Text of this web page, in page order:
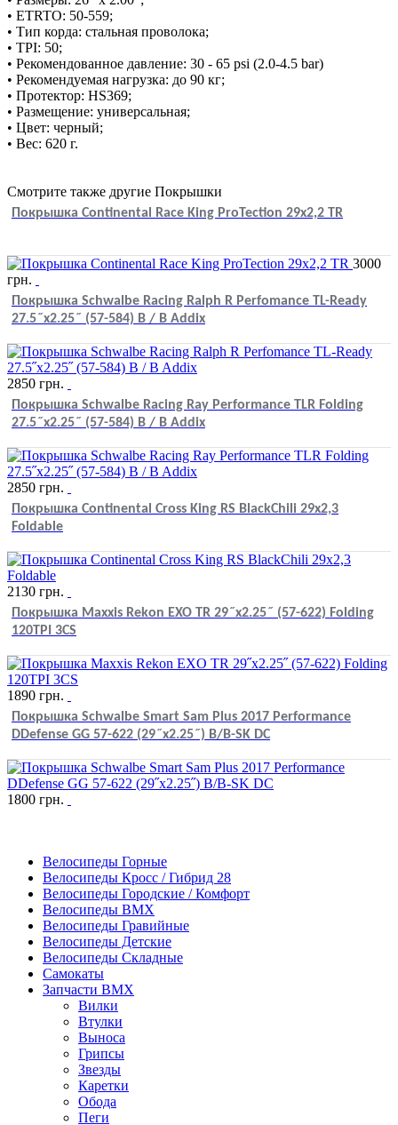
• ETRTO: 50-559;
• Тип корда: стальная проволока;
• TPI: 50;
• Рекомендованное давление: 30 - 65 psi (2.0-4.5 bar)
• Рекомендуемая нагрузка: до 90 кг;
• Протектор: HS369;
• Размещение: универсальная;
• Цвет: черный;
• Вес: 620 г.
Смотрите также другие Покрышки
Покрышка Continental Race King ProTection 29x2,2 TR
3000
грн.
Покрышка Schwalbe Racing Ralph R Perfomance TL-Ready
27.5˝x2.25˝ (57-584) B / B Addix
2850 грн.
Покрышка Schwalbe Racing Ray Performance TLR Folding
27.5˝x2.25˝ (57-584) B / B Addix
2850 грн.
Покрышка Continental Cross King RS BlackChili 29х2,3
Foldable
2130 грн.
Покрышка Maxxis Rekon EXO TR 29˝x2.25˝ (57-622) Folding
120TPI 3CS
1890 грн.
Покрышка Schwalbe Smart Sam Plus 2017 Performance
DDefense GG 57-622 (29˝x2.25˝) B/B-SK DC
1800 грн.
Велосипеды Горные
Велосипеды Кросс / Гибрид 28
Велосипеды Городские / Комфорт
Велосипеды BMX
Велосипеды Гравийные
Велосипеды Детские
Велосипеды Складные
Самокаты
Запчасти BMX
Вилки
Втулки
Выноса
Грипсы
Звезды
Каретки
Обода
Пеги